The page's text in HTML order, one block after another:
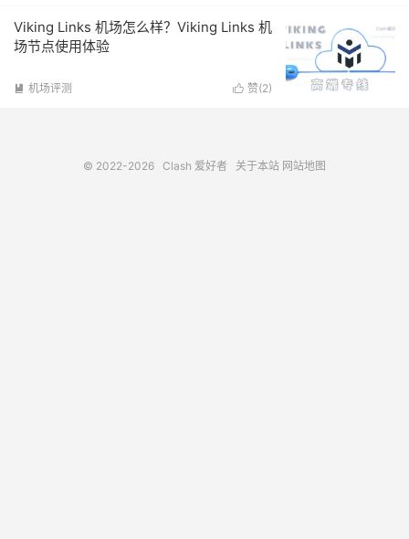
Viking Links 机场怎么样？Viking Links 机
场节点使用体验
 赞(2)
 机场评测
© 2022-2026 Clash 爱好者 关于本站 网站地图